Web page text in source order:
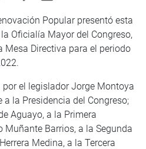
Popular presentó esta
Oficialía Mayor del Congreso,
Directiva para el periodo
el legislador Jorge Montoya
la Presidencia del Congreso;
Aguayo, a la Primera
Muñante Barrios, a la Segunda
Medina, a la Tercera